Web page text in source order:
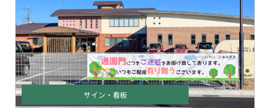
サイン・看板